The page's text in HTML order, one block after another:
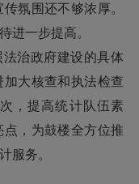
氛围还不够浓厚。
进一步提高。
治政府建设的具体
大核查和执法检查
，提高统计队伍素
，为鼓楼全方位推
服务。